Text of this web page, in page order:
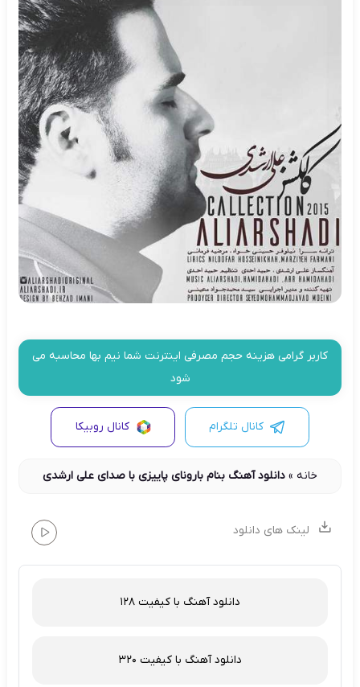
کاربر گرامی هزینه حجم مصرفی اینترنت شما نیم بها محاسبه می
شود
کانال تلگرام کانال روبیکا
خانه» دانلود آهنگ بنام بارونای پاییزی با صدای علی ارشدی
لینک های دانلود
دانلود آهنگ با کیفیت 128
دانلود آهنگ با کیفیت 320